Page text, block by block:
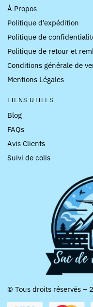
À Propos
Politique d’expédition
Politique de
Politique de retour et
Conditions générale de
Mentions Légales
LIENS UTILES
Blog
FAQs
Avis Clients
Suivi de colis
© Tous droits réservés –